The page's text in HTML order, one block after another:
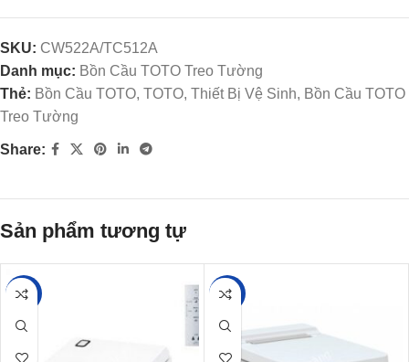
SKU: CW522A/TC512A
Danh mục: Bồn Cầu TOTO Treo Tường
Thẻ: Bồn Cầu TOTO, TOTO, Thiết Bị Vệ Sinh, Bồn Cầu TOTO
Treo Tường
Share:
Sản phẩm tương tự
-19% -19%